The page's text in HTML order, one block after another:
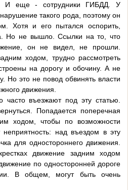
И еще - сотрудники ГИБДД. У
такого рода, поэтому он
Хотя и его пытался оспорить,
Но не вышло. Ссылки на то, что
он не видел, не прошли.
ходом, трудно рассмотреть
на дорогу и обочину. А не
Но это не повод обвинять власти
движения.
часто въезжают под эту статью.
Попадается поперечная
ходом, чтобы по возможности
над въездом в эту
для одностороннего движения.
движение задним ходом
по односторонней дороге
В общем, могут быть очень